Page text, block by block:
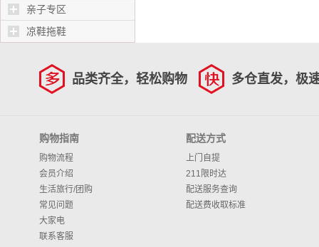
亲子专区
凉鞋拖鞋
品类齐全，轻松购物 多仓直发，极
购物指南
购物流程
会员介绍
生活旅行/团购
常见问题
大家电
联系客服
配送方式
上门自提
211限时达
配送服务查询
配送费收取标准